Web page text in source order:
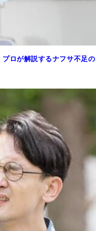
ロが解説するナフサ不足の